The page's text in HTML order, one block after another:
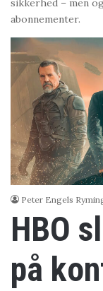
sikkerhed – men
abonnementer.
Peter Engels
HBO
på